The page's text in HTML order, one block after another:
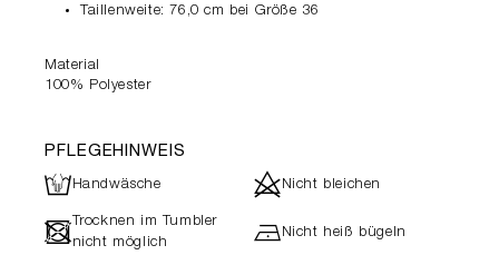
Taillenweite: 76,0 cm bei Größe 36
Material
100% Polyester
PFLEGEHINWEIS
LHandwäsche dNicht bleichen
- Trocknen im Tumbler
nicht möglich
hNicht heiß bügeln